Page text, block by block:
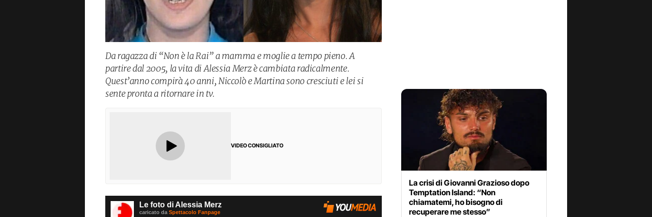
Da ragazza di “Non è la Rai” a mamma e moglie a tempo pieno. A
partire dal 2005, la vita di Alessia Merz è cambiata radicalmente.
Quest’anno compirà 40 anni, Niccolò e Martina sono cresciuti e lei si
sente pronta a ritornare in tv.
VIDEO CONSIGLIATO
La crisi di Giovanni Grazioso dopo
Temptation Island: “Non
chiamatemi, ho bisogno di
recuperare me stesso”